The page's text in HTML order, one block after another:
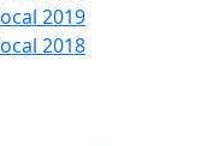
2019
2018